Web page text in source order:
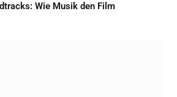
Wie Musik den Film